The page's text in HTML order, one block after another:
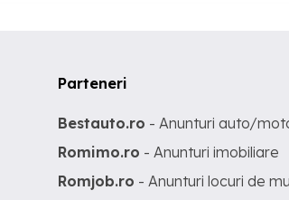
Parteneri
Bestauto.ro - Anunturi auto/
Romimo.ro - Anunturi imobiliare
Romjob.ro - Anunturi locuri de